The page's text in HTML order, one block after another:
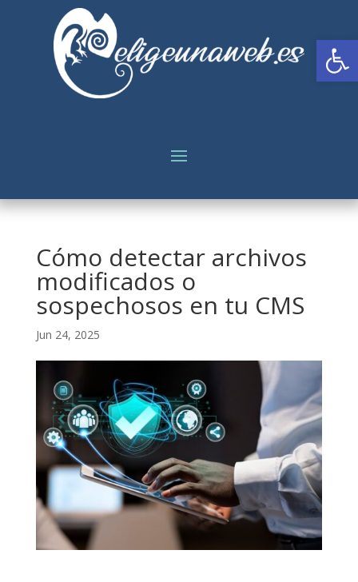
Cómo detectar archivos
modificados o
sospechosos en tu CMS
Jun 24, 2025